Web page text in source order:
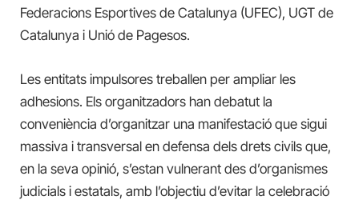
Federacions Esportives de Catalunya (UFEC), UGT de
Catalunya i Unió de Pagesos.
Les entitats impulsores treballen per ampliar les
adhesions. Els organitzadors han debatut la
conveniència d’organitzar una manifestació que sigui
massiva i transversal en defensa dels drets civils que,
en la seva opinió, s’estan vulnerant des d’organismes
judicials i estatals, amb l’objectiu d’evitar la celebració